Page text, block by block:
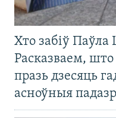
Хто забіў Паўла
Расказваем,
празь дзесяць
асноўныя